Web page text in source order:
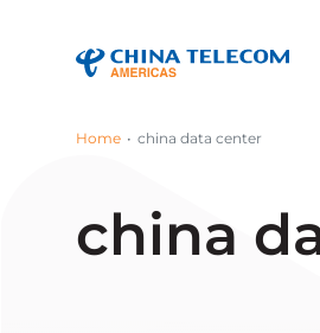
Home china data center
china